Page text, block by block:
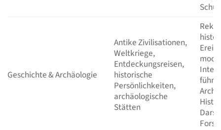
Geschichte & Archäologie
Antike Zivilisationen,
Weltkriege,
Entdeckungsreisen,
historische
Persönlichkeiten,
archäologische
Stätten